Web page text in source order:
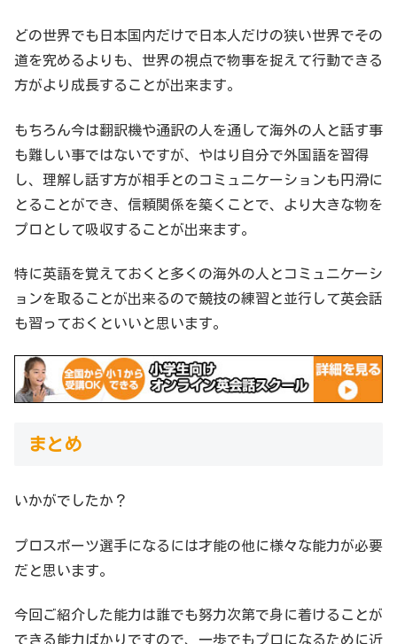
どの世界でも日本国内だけで日本人だけの狭い世界でその
道を究めるよりも、世界の視点で物事を捉えて行動できる
方がより成長することが出来ます。
もちろん今は翻訳機や通訳の人を通して海外の人と話す事
も難しい事ではないですが、やはり自分で外国語を習得
し、理解し話す方が相手とのコミュニケーションも円滑に
とることができ、信頼関係を築くことで、より大きな物を
プロとして吸収することが出来ます。
特に英語を覚えておくと多くの海外の人とコミュニケーシ
ョンを取ることが出来るので競技の練習と並行して英会話
も習っておくといいと思います。
まとめ
いかがでしたか？
プロスポーツ選手になるには才能の他に様々な能力が必要
だと思います。
今回ご紹介した能力は誰でも努力次第で身に着けることが
できる能力ばかりですので、一歩でもプロになるために近